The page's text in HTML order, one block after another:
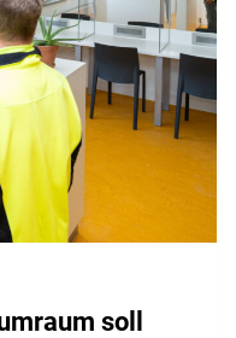
soll